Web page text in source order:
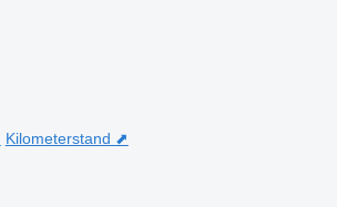
Kilometerstand ⬈